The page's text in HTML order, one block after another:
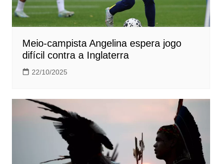
Meio-campista Angelina espera jogo
difícil contra a Inglaterra
22/10/2025